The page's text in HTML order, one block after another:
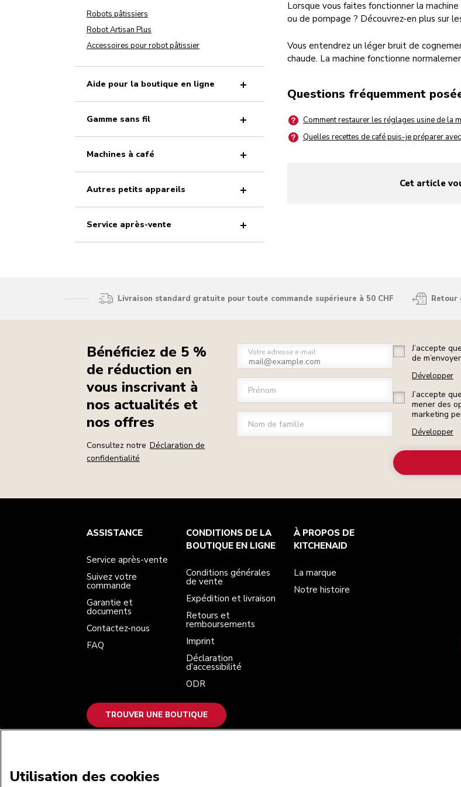
Lorsque vous faites fonctionner la
ou de pompage ? Découvrez-en plus sur
Vous entendrez un léger bruit de
chaude. La machine fonctionne
Questions fréquemment
Comment restaurer les réglages usine de la
Quelles recettes de café puis-je préparer
Cet article
yes
no
Robots pâtissiers
Robot Artisan Plus
Accessoires pour robot pâtissier
Aide pour la boutique en ligne
Gamme sans fil
Machines à café
Autres petits appareils
Service après-vente
Livraison standard gratuite pour toute commande supérieure à 50 CHF Retour
Bénéficiez de 5 %
de réduction en
vous inscrivant à
nos actualités et
nos offres
Consultez notre Déclaration de
confidentialité
Votre adresse e-mail
Prénom
Nom de famille
J’accepte
de
Développer
J’accepte
mener des
marketing
Développer
Service après-vente
Suivez votre commande
FAQ
Conditions générales de vente
Expédition et livraison
Déclaration d’accessibilité
La marque
Notre histoire
Trouver une boutique
ASSISTANCE
Service après-vente
Suivez votre
commande
Garantie et
documents
Contactez-nous
FAQ
CONDITIONS DE LA
BOUTIQUE EN LIGNE
Conditions générales
de vente
Expédition et livraison
Retours et
remboursements
Imprint
Déclaration
d’accessibilité
ODR
À PROPOS DE
KITCHENAID
La marque
Notre histoire
TROUVER UNE BOUTIQUE
Utilisation des cookies